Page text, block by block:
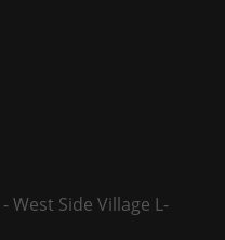
West Side Village L-